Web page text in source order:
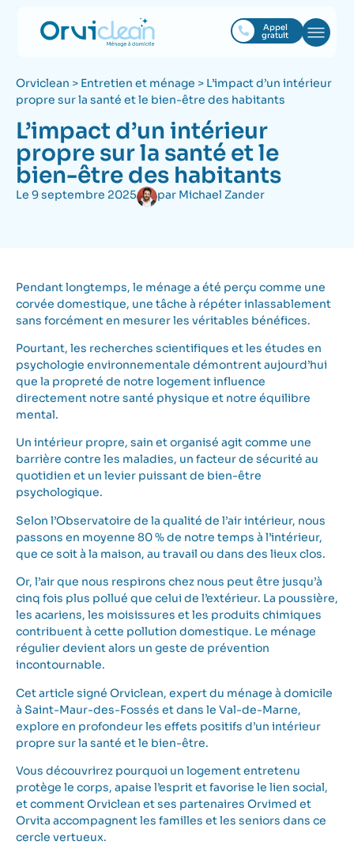
Appel
gratuit
Orviclean > Entretien et ménage > L’impact d’un intérieur
propre sur la santé et le bien-être des habitants
L’impact d’un intérieur
propre sur la santé et le
bien-être des habitants
Le 9 septembre 2025 par Michael Zander
Pendant longtemps, le ménage a été perçu comme une
corvée domestique, une tâche à répéter inlassablement
sans forcément en mesurer les véritables bénéfices.
Pourtant, les recherches scientifiques et les études en
psychologie environnementale démontrent aujourd’hui
que la propreté de notre logement influence
directement notre santé physique et notre équilibre
mental.
Un intérieur propre, sain et organisé agit comme une
barrière contre les maladies, un facteur de sécurité au
quotidien et un levier puissant de bien-être
psychologique.
Selon l’Observatoire de la qualité de l’air intérieur, nous
passons en moyenne 80 % de notre temps à l’intérieur,
que ce soit à la maison, au travail ou dans des lieux clos.
Or, l’air que nous respirons chez nous peut être jusqu’à
cinq fois plus pollué que celui de l’extérieur. La poussière,
les acariens, les moisissures et les produits chimiques
contribuent à cette pollution domestique. Le ménage
régulier devient alors un geste de prévention
incontournable.
Cet article signé Orviclean, expert du ménage à domicile
à Saint-Maur-des-Fossés et dans le Val-de-Marne,
explore en profondeur les effets positifs d’un intérieur
propre sur la santé et le bien-être.
Vous découvrirez pourquoi un logement entretenu
protège le corps, apaise l’esprit et favorise le lien social,
et comment Orviclean et ses partenaires Orvimed et
Orvita accompagnent les familles et les seniors dans ce
cercle vertueux.